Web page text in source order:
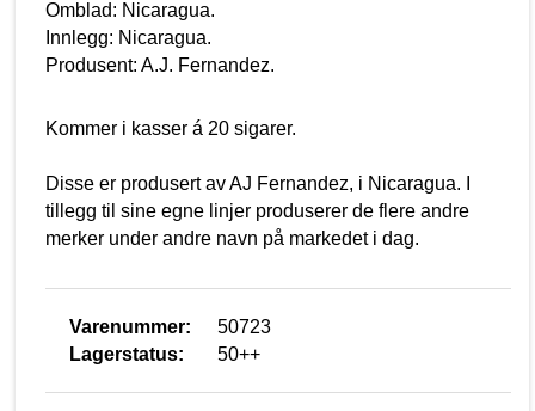
Varenummer:
50723
Lagerstatus:
50++
Omblad: Nicaragua.
Innlegg: Nicaragua.
Produsent: A.J. Fernandez.
Kommer i kasser á 20 sigarer.
Disse er produsert av AJ Fernandez, i Nicaragua. I
tillegg til sine egne linjer produserer de flere andre
merker under andre navn på markedet i dag.